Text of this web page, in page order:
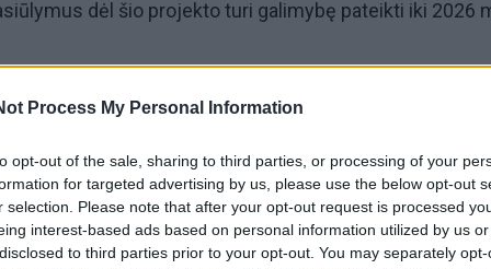
Process My Personal Information
opt-out of the sale, sharing to third parties, or processing of your
for targeted advertising by us, please use the below opt-out
selection. Please note that after your opt-out request is processed
interest-based ads based on personal information utilized by us
to third parties prior to your opt-out. You may separately
dėl šio projekto turi galimybę pateikti iki 2026
siūloma savivaldybės būsto nuomininkams,
Seimo narės Ligitos Girskienės, tokių pataisų